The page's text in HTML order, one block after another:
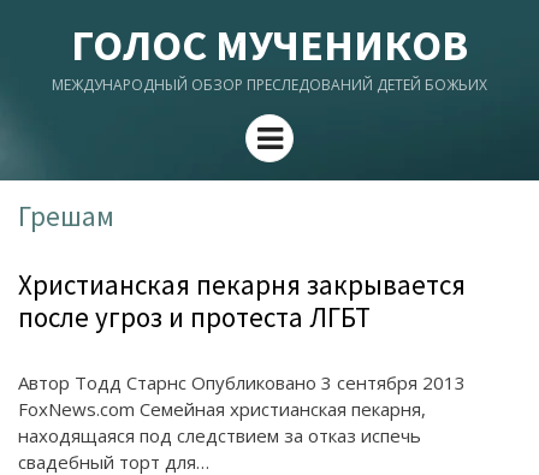
ГОЛОС МУЧЕНИКОВ
МЕЖДУНАРОДНЫЙ ОБЗОР ПРЕСЛЕДОВАНИЙ ДЕТЕЙ БОЖЬИХ
Menu
Грешам
Христианская пекарня закрывается
после угроз и протеста ЛГБТ
Автор Тодд Старнс Опубликовано 3 сентября 2013
FoxNews.com Семейная христианская пекарня,
находящаяся под следствием за отказ испечь
свадебный торт для…